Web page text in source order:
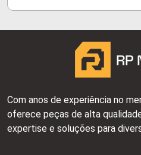
Com anos de experiência no
oferece peças de alta
expertise e soluções para